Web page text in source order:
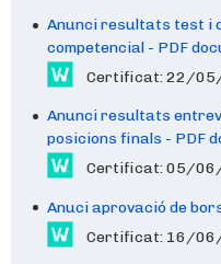
Anunci resultats test i
competencial - PDF
Certificat: 22/
Anunci resultats
posicions finals - PDF
Certificat: 05/
Anuci aprovació de
Certificat: 16/